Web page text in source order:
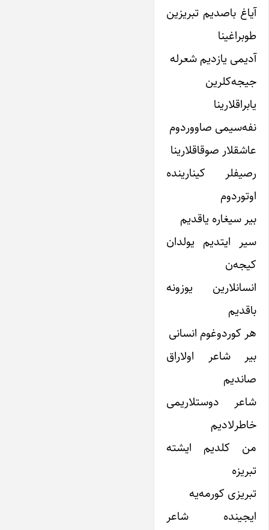
آیاغ باصدیم تبریزین
طوبراغینا
آدیمى یازدیم شعرله
جیجه‌کلرین
یابراقلارینا
نفه‌سیمى صاووردوم
عاشقلار صوقاقلارینا
رصیفلر کینارینده
اوتوردوم
بیر سیغاره یاقدیم
سیر ایتدیم یولدان
کیجه‌ن
انسانلارین یوزونه
باقدیم
هر کوردوغوم انسانى
بیر شاعر اولاراق
صاندیم
شاعر دوستلاریمى
خاطرلادیم
من کلدیم ایشته
تبریزه
تبریزى کورمه‌یه
ایجینده شاعر